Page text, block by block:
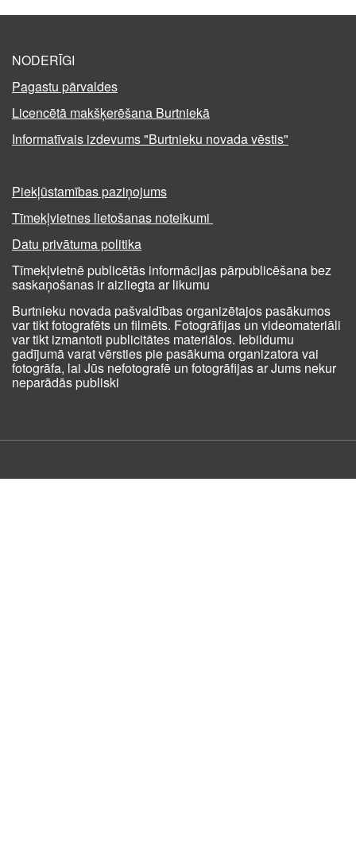
NODERĪGI
Pagastu pārvaldes
Licencētā makšķerēšana Burtniekā
Informatīvais izdevums "Burtnieku novada vēstis"
Piekļūstamības paziņojums
Tīmekļvietnes lietošanas noteikumi
Datu privātuma politika
Tīmekļvietnē publicētās informācijas pārpublicēšana bez
saskaņošanas ir aizliegta ar likumu
Burtnieku novada pašvaldības organizētajos pasākumos
var tikt fotografēts un filmēts. Fotogrāfijas un videomateriāli
var tikt izmantoti publicitātes materiālos. Iebildumu
gadījumā varat vērsties pie pasākuma organizatora vai
fotogrāfa, lai Jūs nefotografē un fotogrāfijas ar Jums nekur
neparādās publiski